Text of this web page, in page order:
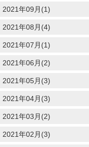
2021年09月(1)
2021年08月(4)
2021年07月(1)
2021年06月(2)
2021年05月(3)
2021年04月(3)
2021年03月(2)
2021年02月(3)